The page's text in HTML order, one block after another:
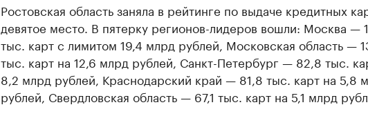
Ростовская область заняла в рейтинге по выдаче кредитных
девятое место. В пятерку регионов-лидеров вошли: Москва —
тыс. карт с лимитом 19,4 млрд рублей, Московская область —
тыс. карт на 12,6 млрд рублей, Санкт-Петербург — 82,8 тыс.
8,2 млрд рублей, Краснодарский край — 81,8 тыс. карт на 5,8
рублей, Свердловская область — 67,1 тыс. карт на 5,1 млрд